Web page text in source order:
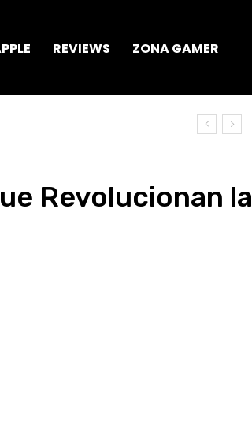
REVIEWS ZONA GAMER
Revolucionan la